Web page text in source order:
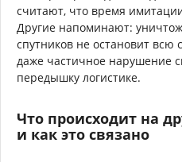
считают, что время
Другие напоминают:
спутников не остановит
даже частичное нарушение
передышку логистике.
Что происходит на
и как это связано